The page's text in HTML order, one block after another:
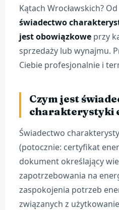
Kątach Wrocławskich?
świadectwo
jest obowiązkowe przy
sprzedaży lub wynajmu.
Ciebie profesjonalnie i
Czym jest
charakterystyki
Świadectwo
(potocznie: certyfikat
dokument określający
zapotrzebowania na
zaspokojenia potrzeb
związanych z